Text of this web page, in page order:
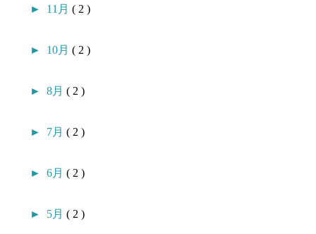
► 11月( 2 )
► 10月( 2 )
►8月( 2 )
► 7月( 2 )
►6月( 2 )
► 5月( 2 )